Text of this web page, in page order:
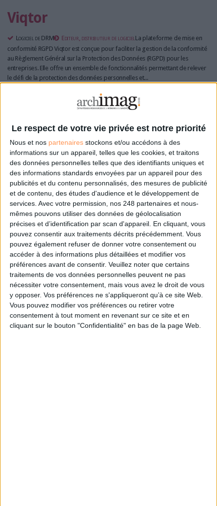
Le respect de votre vie privée est notre priorité
Nous et nos partenaires stockons et/ou accédons à des
informations sur un appareil, telles que les cookies, et traitons
des données personnelles telles que des identifiants uniques et
des informations standards envoyées par un appareil pour des
publicités et du contenu personnalisés, des mesures de publicité
et de contenu, des études d'audience et le développement de
services. Avec votre permission, nos 248 partenaires et nous-
mêmes pouvons utiliser des données de géolocalisation
précises et d’identification par scan d'appareil. En cliquant, vous
pouvez consentir aux traitements décrits précédemment. Vous
pouvez également refuser de donner votre consentement ou
accéder à des informations plus détaillées et modifier vos
préférences avant de consentir. Veuillez noter que certains
traitements de vos données personnelles peuvent ne pas
nécessiter votre consentement, mais vous avez le droit de vous
y opposer. Vos préférences ne s'appliqueront qu’à ce site Web.
Vous pouvez modifier vos préférences ou retirer votre
consentement à tout moment en revenant sur ce site et en
cliquant sur le bouton "Confidentialité" en bas de la page Web.
Viqtor
Logiciel de DRM Editeur, distributeur de logicielLa plateforme de mise en
conformité RGPD Viqtor est conçue pour faciliter la gestion de la conformité
au Règlement Général sur la Protection des Données (RGPD) pour les
entreprises. Elle offre un ensemble de fonctionnalités permettant de relever
le défi de la protection des données personnelles et...
POUR LES FOURNISSEURS ET
PRESTATAIRES DU DOMAINE :
Sont répertoriés tous les acteurs ayant envoyé leur fiche d’information
à Archimag.
Votre référencement dans cet annuaire est
gratuit.
Pour être référencé dans l’Annuaire, il vous suffit de créer votre compte
surcompte Archimag, puis de cliquer sur "créer ma fiche société".
Vous avez déjà un compte sur archimag.com, entrez vos identifiants et
cliquez sur "modifier ma fiche société".
Vous souhaitez valoriser votre présence dans l'Annuaire et accroître la
notoriété de votre entreprise et de vos produits et services ?
Archimag.com vous propose des formules pour boosterla visibilité
de votre société.